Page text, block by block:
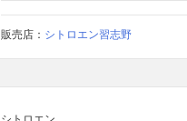
販売店： シトロエン習志野